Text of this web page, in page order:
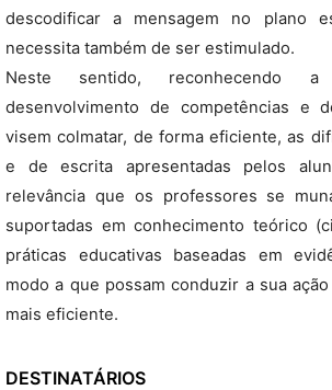
descodificar a mensagem no plano
necessita também de ser estimulado.
Neste sentido, reconhecendo
desenvolvimento de competências e
visem colmatar, de forma eficiente, as
e de escrita apresentadas pelos
relevância que os professores se
suportadas em conhecimento teórico
práticas educativas baseadas em
modo a que possam conduzir a sua
mais eficiente.
DESTINATÁRIOS